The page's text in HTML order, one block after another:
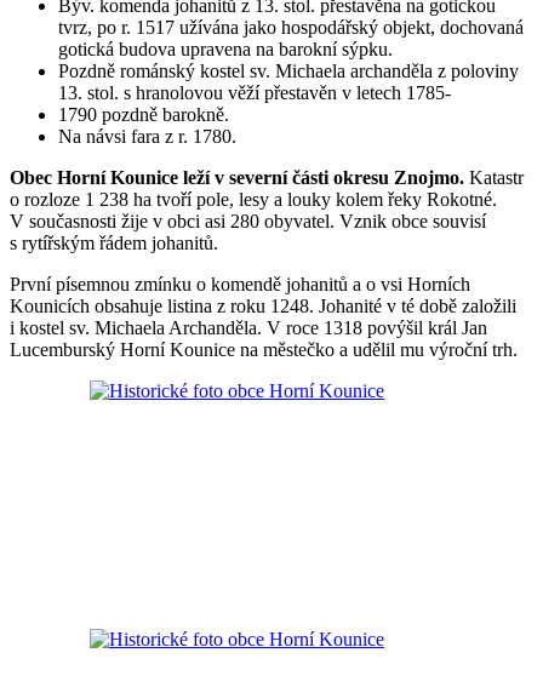
Býv. komenda johanitů z 13. stol. přestavěna na gotickou
tvrz, po r. 1517 užívána jako hospodářský objekt, dochovaná
gotická budova upravena na barokní sýpku.
Pozdně románský kostel sv. Michaela archanděla z poloviny
13. stol. s hranolovou věží přestavěn v letech 1785-
1790 pozdně barokně.
Na návsi fara z r. 1780.
Obec Horní Kounice leží v severní části okresu Znojmo. Katastr
o rozloze 1 238 ha tvoří pole, lesy a louky kolem řeky Rokotné.
V současnosti žije v obci asi 280 obyvatel. Vznik obce souvisí
s rytířským řádem johanitů.
První písemnou zmínku o komendě johanitů a o vsi Horních
Kounicích obsahuje listina z roku 1248. Johanité v té době založili
i kostel sv. Michaela Archanděla. V roce 1318 povýšil král Jan
Lucemburský Horní Kounice na městečko a udělil mu výroční trh.